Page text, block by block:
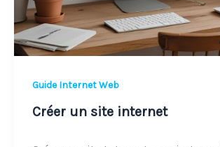
Guide Internet Web
Créer un site internet